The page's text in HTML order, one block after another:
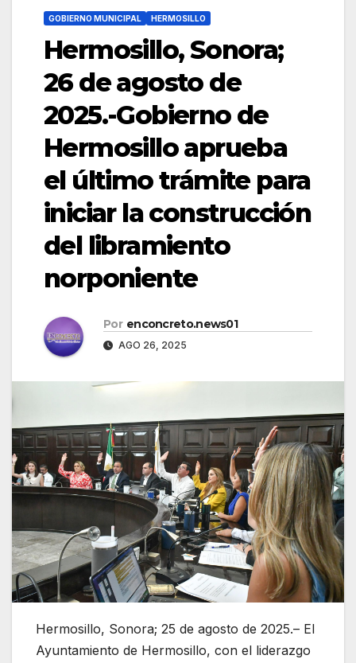
GOBIERNO MUNICIPAL HERMOSILLO
Hermosillo, Sonora;
26 de agosto de
2025.-Gobierno de
Hermosillo aprueba
el último trámite para
iniciar la construcción
del libramiento
norponiente
Por enconcreto.news01
AGO 26, 2025
Hermosillo, Sonora; 25 de agosto de 2025.– El
Ayuntamiento de Hermosillo, con el liderazgo